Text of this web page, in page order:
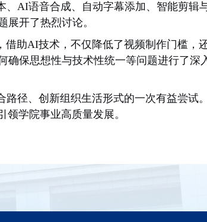
AI语音合成、自动字幕添加、智能剪辑
开了热烈讨论。
助AI技术，不仅降低了视频制作门槛，
保思想性与技术性统一等问题进行了深
径、创新组织生活形式的一次有益尝试
学院事业高质量发展。